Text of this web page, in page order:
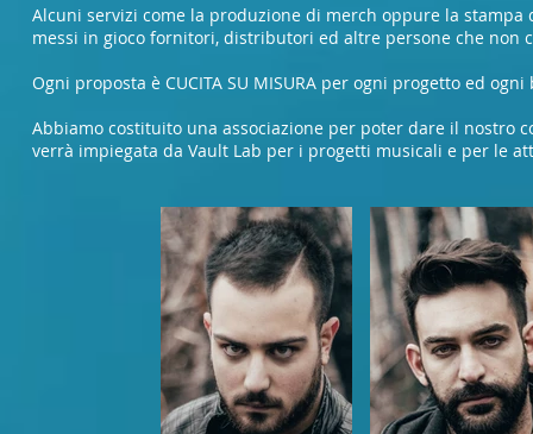
Alcuni servizi come la produzione di merch oppure la
messi in gioco fornitori, distributori ed altre persone che
Ogni proposta è CUCITA SU MISURA per ogni progetto ed
Abbiamo costituito una associazione per poter dare il nostro
verrà impiegata da Vault Lab per i progetti musicali e per le